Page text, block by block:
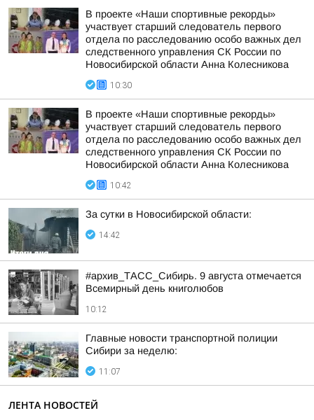
В проекте «Наши спортивные рекорды»
участвует старший следователь первого
отдела по расследованию особо важных дел
следственного управления СК России по
Новосибирской области Анна Колесникова
10:30
В проекте «Наши спортивные рекорды»
участвует старший следователь первого
отдела по расследованию особо важных дел
следственного управления СК России по
Новосибирской области Анна Колесникова
10:42
За сутки в Новосибирской области:
14:42
#архив_ТАСС_Сибирь. 9 августа отмечается
Всемирный день книголюбов
10:12
Главные новости транспортной полиции
Сибири за неделю:
11:07
ЛЕНТА НОВОСТЕЙ